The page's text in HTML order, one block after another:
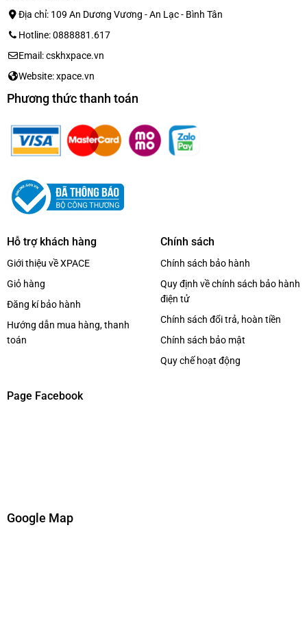
Địa chỉ: 109 An Dương Vương - An Lạc - Bình Tân
Hotline: 0888881.617
Email: cskhxpace.vn
Website: xpace.vn
Phương thức thanh toán
Hỗ trợ khách hàng
Giới thiệu về XPACE
Giỏ hàng
Đăng kí bảo hành
Hướng dẫn mua hàng, thanh
toán
Chính sách
Chính sách bảo hành
Quy định về chính sách bảo hành
điện tử
Chính sách đổi trả, hoàn tiền
Chính sách bảo mật
Quy chế hoạt động
Page Facebook
Google Map